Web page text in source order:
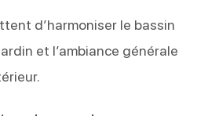
d’harmoniser le bassin
et l’ambiance générale